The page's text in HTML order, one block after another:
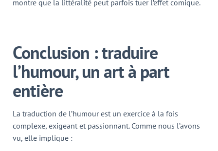
montre que la littéralité peut parfois tuer l’effet comique.
Conclusion : traduire
l’humour, un art à part
entière
La traduction de l’humour est un exercice à la fois
complexe, exigeant et passionnant. Comme nous l’avons
vu, elle implique :